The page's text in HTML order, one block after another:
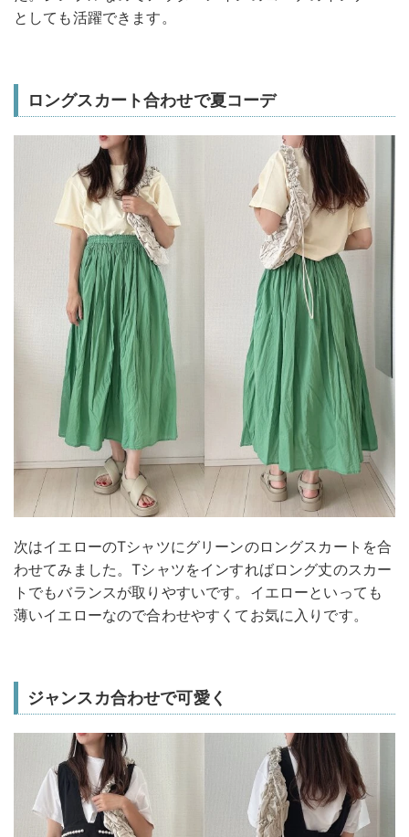
としても活躍できます。
ロングスカート合わせで夏コーデ
次はイエローのTシャツにグリーンのロングスカートを合
わせてみました。Tシャツをインすればロング丈のスカー
トでもバランスが取りやすいです。イエローといっても
薄いイエローなので合わせやすくてお気に入りです。
ジャンスカ合わせで可愛く